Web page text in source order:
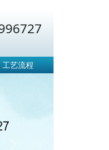
工艺流程